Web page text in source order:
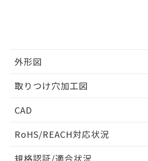
外形図
取りつけ穴加工図
CAD
ドすることができます。
RoHS/REACH対応状況
規格認証/適合状況
および当社の共同利用者が
※当社の共同利用者とは、
の共同利用に関して"
の「
とができます。
EU RoHS指令（10物質）の非含有
ものではありません。
また、RoHS指令のフタル酸エス
物質の対応では、対応完了までの
荷製品に未対応品が混在すること